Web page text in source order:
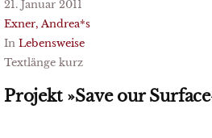
21. Januar 2011
Exner, Andrea*s
In Lebensweise
Textlänge kurz
Projekt »Save our